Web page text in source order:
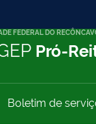
FEDERAL DO
Pró-
Boletim de